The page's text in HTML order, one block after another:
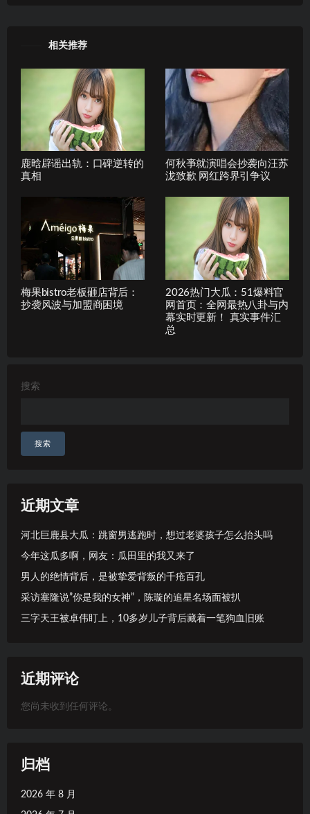
相关推荐
鹿晗辟谣出轨：口碑逆转的
真相
何秋亊就演唱会抄袭向汪苏
泷致歉 网红跨界引争议
梅果bistro老板砸店背后：
抄袭风波与加盟商困境
2026热门大瓜：51爆料官
网首页：全网最热八卦与内
幕实时更新！ 真实事件汇
总
搜索
搜索
近期文章
河北巨鹿县大瓜：跳窗男逃跑时，想过老婆孩子怎么抬头吗
今年这瓜多啊，网友：瓜田里的我又来了
男人的绝情背后，是被挚爱背叛的千疮百孔
采访塞隆说”你是我的女神”，陈璇的追星名场面被扒
三字天王被卓伟盯上，10多岁儿子背后藏着一笔狗血旧账
近期评论
您尚未收到任何评论。
归档
2026 年 8 月